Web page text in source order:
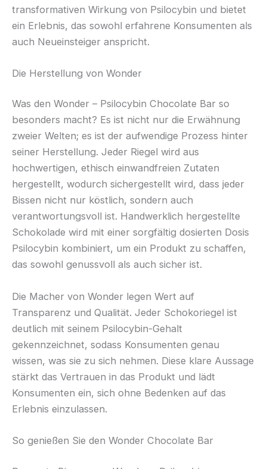
transformativen Wirkung von Psilocybin und bietet
ein Erlebnis, das sowohl erfahrene Konsumenten als
auch Neueinsteiger anspricht.
Die Herstellung von Wonder
Was den Wonder – Psilocybin Chocolate Bar so
besonders macht? Es ist nicht nur die Erwähnung
zweier Welten; es ist der aufwendige Prozess hinter
seiner Herstellung. Jeder Riegel wird aus
hochwertigen, ethisch einwandfreien Zutaten
hergestellt, wodurch sichergestellt wird, dass jeder
Bissen nicht nur köstlich, sondern auch
verantwortungsvoll ist. Handwerklich hergestellte
Schokolade wird mit einer sorgfältig dosierten Dosis
Psilocybin kombiniert, um ein Produkt zu schaffen,
das sowohl genussvoll als auch sicher ist.
Die Macher von Wonder legen Wert auf
Transparenz und Qualität. Jeder Schokoriegel ist
deutlich mit seinem Psilocybin-Gehalt
gekennzeichnet, sodass Konsumenten genau
wissen, was sie zu sich nehmen. Diese klare Aussage
stärkt das Vertrauen in das Produkt und lädt
Konsumenten ein, sich ohne Bedenken auf das
Erlebnis einzulassen.
So genießen Sie den Wonder Chocolate Bar